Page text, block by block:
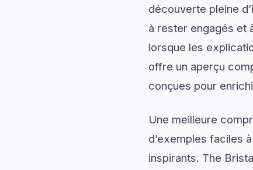
découverte pleine
à rester engagés et
lorsque les
offre un aperçu
conçues pour
Une meilleure
d’exemples faciles
inspirants. The